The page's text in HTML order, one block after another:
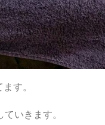
す。
いきます。